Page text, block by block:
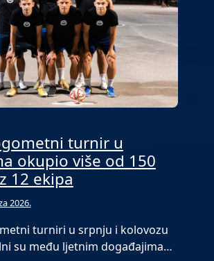
turnir u
okupio više od 150
12 ekipa
2026.
turniri u srpnju i kolovozu
su među ljetnim događajima…